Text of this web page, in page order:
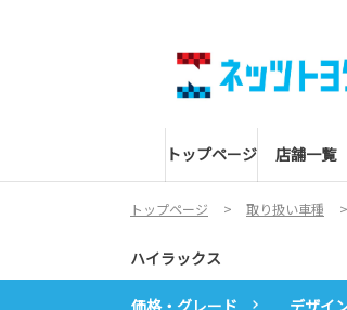
トップページ 店舗一覧
トップページ 取り扱い車種
ハイラックス
価格・グレード デザイ